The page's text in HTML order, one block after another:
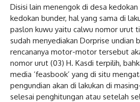
Disisi lain menengok di desa
kedokan bunder, hal yang sama di
paslon kuwu yaitu calwu nomor urut
sudah menyediakan Dorprise undian
rencananya motor-motor tersebut
nomor urut (03) H. Kasdi terpilih,
media ‘feasbook’ yang di situ
pengundian akan di lakukan di
selesai penghitungan atau setelah